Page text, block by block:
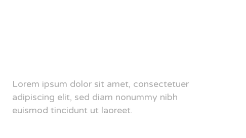
Lorem ipsum dolor sit amet, consectetuer
adipiscing elit, sed diam nonummy nibh
euismod tincidunt ut laoreet.